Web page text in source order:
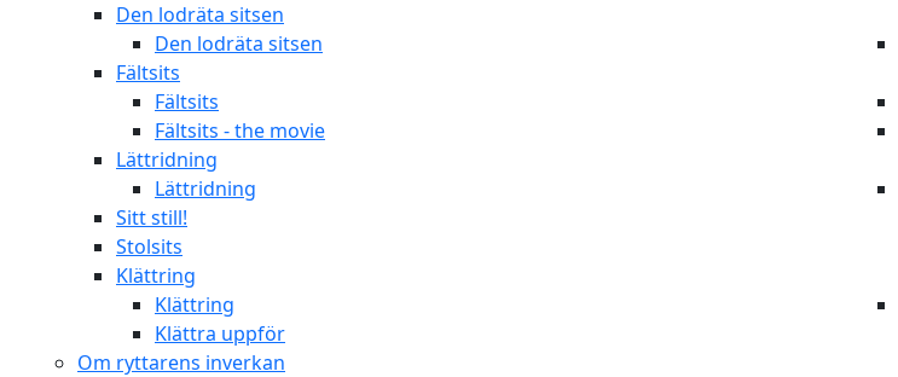
Den lodräta sitsen
Den lodräta sitsen
Fältsits
Fältsits
Fältsits - the movie
Lättridning
Lättridning
Sitt still!
Stolsits
Klättring
Klättring
Klättra uppför
Om ryttarens inverkan